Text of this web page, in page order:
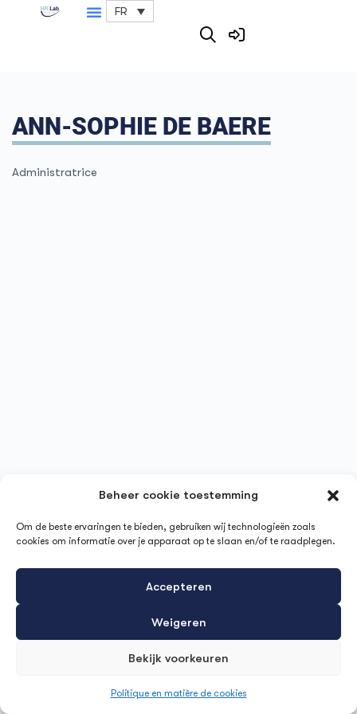
Beheer cookie toestemming
Om de beste ervaringen te bieden, gebruiken wij technologieën zoals
cookies om informatie over je apparaat op te slaan en/of te raadplegen.
Accepteren
Weigeren
Bekijk voorkeuren
Politique en matière de cookies
FR
ANN-SOPHIE DE BAERE
Administratrice